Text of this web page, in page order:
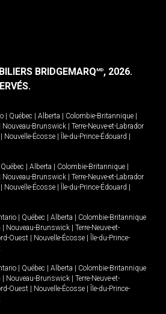
BRIDGEMARQMD, 2026.
Québec Alberta Colombie-Britannique
Nouveau-Brunswick
Terre-Neuve-et-Labrador
Nouvelle-Écosse Île-du-Prince-Édouard
Québec Alberta Colombie-Britannique
Nouveau-Brunswick
Terre-Neuve-et-Labrador
Nouvelle-Écosse Île-du-Prince-Édouard
Québec Alberta
Colombie-Britannique
Nouveau-Brunswick
Terre-Neuve-et-
Ouest Nouvelle-Écosse
Île-du-Prince-
Québec Alberta
Colombie-Britannique
Nouveau-Brunswick
Terre-Neuve-et-
Ouest Nouvelle-Écosse
Île-du-Prince-